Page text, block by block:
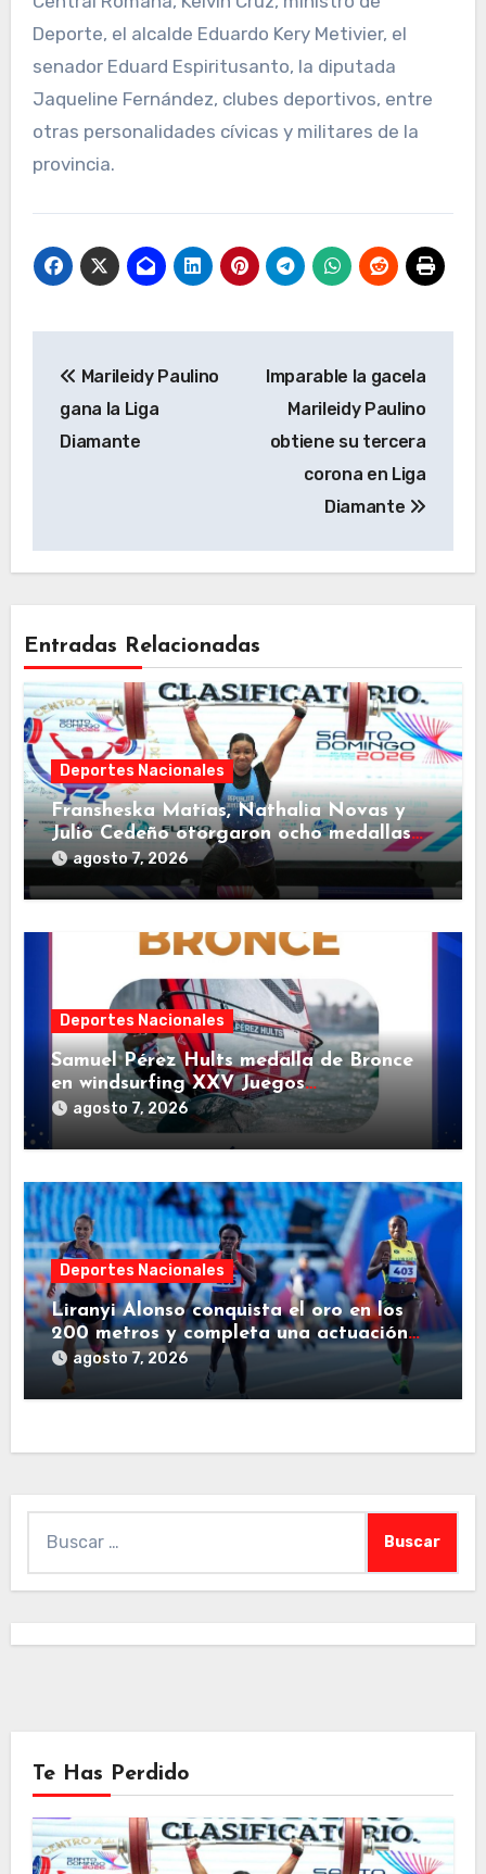
Deporte, el alcalde Eduardo Kery Metivier, el
senador Eduard Espiritusanto, la diputada
Jaqueline Fernández, clubes deportivos, entre
otras personalidades cívicas y militares de la
provincia.
de
entradas
Marileidy Paulino
gana la Liga
Diamante
Imparable la gacela
Marileidy Paulino
obtiene su tercera
corona en Liga
Diamante
Entradas Relacionadas
Deportes Nacionales
Fransheska Matías, Nathalia Novas y
Julio Cedeño otorgaron ocho medallas
al país
agosto 7, 2026
Deportes Nacionales
Samuel Pérez Hults medalla de Bronce
en windsurfing XXV Juegos
Centroamericanos y del Caribe Santo
Domingo 2026
agosto 7, 2026
Deportes Nacionales
Liranyi Alonso conquista el oro en los
200 metros y completa una actuación
histórica
agosto 7, 2026
Te Has Perdido